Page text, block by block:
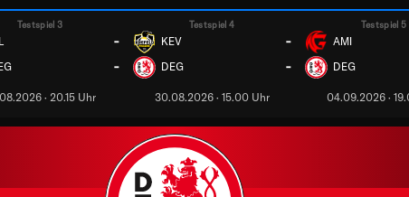
Testspiel 3
-
-
· 20.15 Uhr
Testspiel 4
KEV -
DEG -
30.08.2026 · 15.00 Uhr
Testspiel 5
AMI
DEG
04.09.2026 ·